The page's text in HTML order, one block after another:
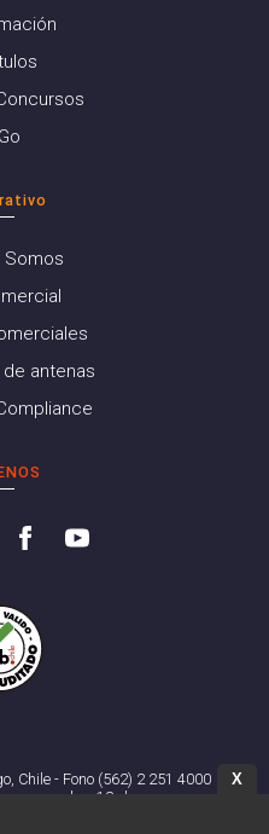
Somos
antenas
Chile - Fono (562) 2 251 4000
reservados. 13.cl
X